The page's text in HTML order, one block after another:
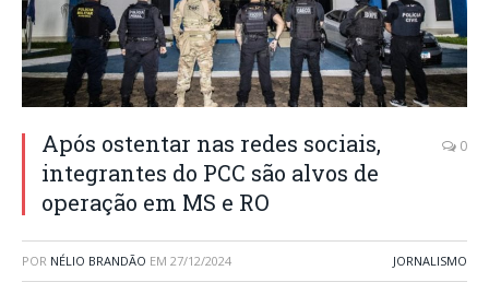
Após ostentar nas redes sociais,
integrantes do PCC são alvos de
operação em MS e RO
0
POR NÉLIO BRANDÃO EM 27/12/2024 JORNALISMO